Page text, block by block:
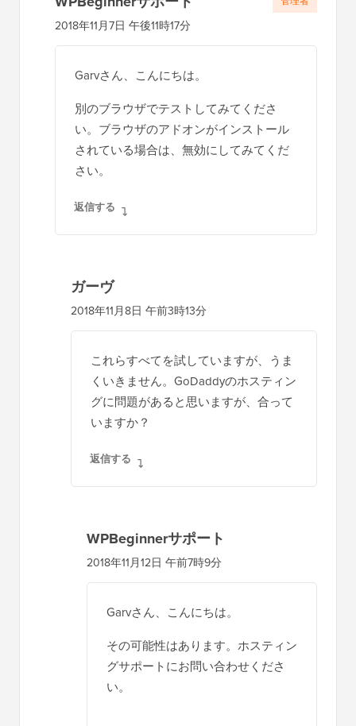
WPBeginnerサポート
Garvさん、こんにちは。
別のブラウザでテストしてみてくださ
い。ブラウザのアドオンがインストール
されている場合は、無効にしてみてくだ
さい。
返信する
ガーヴ
これらすべてを試していますが、うま
くいきません。GoDaddyのホスティン
グに問題があると思いますが、合って
いますか？
返信する
WPBeginnerサポート
Garvさん、こんにちは。
その可能性はあります。ホスティン
グサポートにお問い合わせくださ